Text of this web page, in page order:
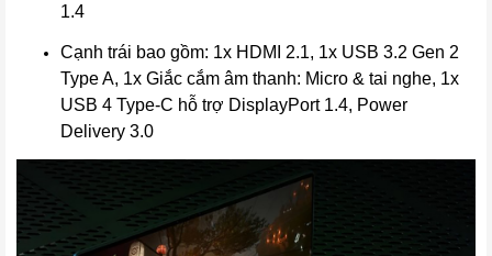
1.4
Cạnh trái bao gồm: 1x HDMI 2.1, 1x USB 3.2 Gen 2
Type A, 1x Giắc cắm âm thanh: Micro & tai nghe, 1x
USB 4 Type-C hỗ trợ DisplayPort 1.4, Power
Delivery 3.0